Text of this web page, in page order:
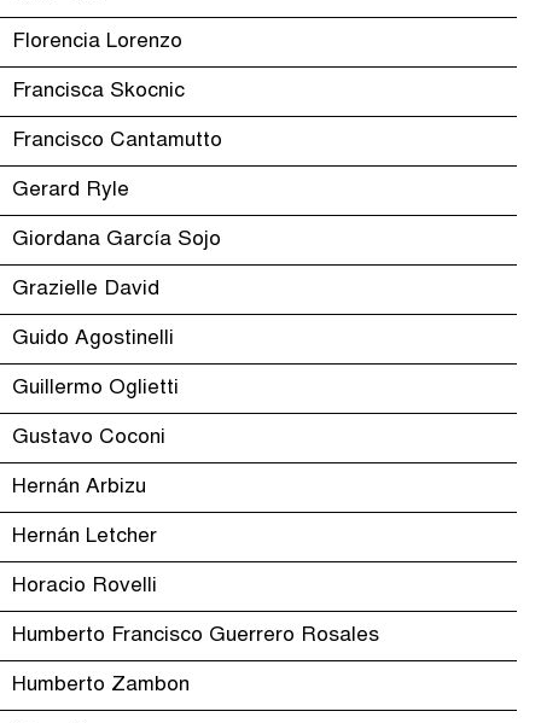
Florencia Lorenzo
Francisca Skocnic
Francisco Cantamutto
Gerard Ryle
Giordana García Sojo
Grazielle David
Guido Agostinelli
Guillermo Oglietti
Gustavo Coconi
Hernán Arbizu
Hernán Letcher
Horacio Rovelli
Humberto Francisco Guerrero Rosales
Humberto Zambon